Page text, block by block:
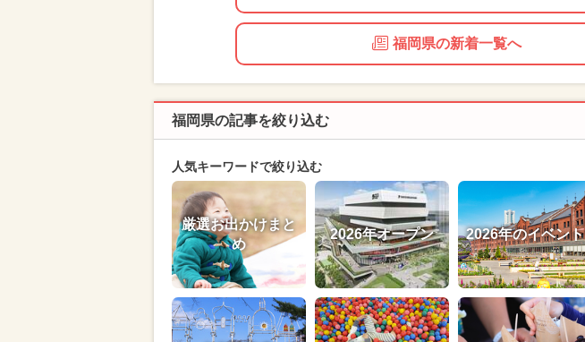
福岡県の新着一覧へ
福岡県の記事を絞り込む
人気キーワードで絞り込む
厳選お出かけまと
め
2026年オープン 2026年のイベント